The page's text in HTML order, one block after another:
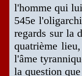
l'homme qui
545e
regards sur la
quatrième
l'âme
la question